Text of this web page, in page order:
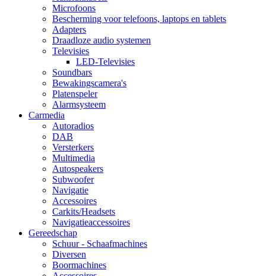
Microfoons
Bescherming voor telefoons, laptops en tablets
Adapters
Draadloze audio systemen
Televisies
LED-Televisies
Soundbars
Bewakingscamera's
Platenspeler
Alarmsysteem
Carmedia
Autoradios
DAB
Versterkers
Multimedia
Autospeakers
Subwoofer
Navigatie
Accessoires
Carkits/Headsets
Navigatieaccessoires
Gereedschap
Schuur - Schaafmachines
Diversen
Boormachines